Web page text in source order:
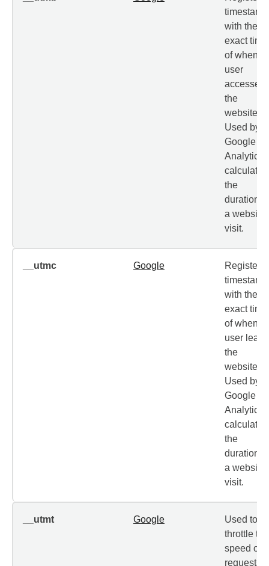
timestamp
with the
exact time
of when
user
accessed
the
website.
Used by
Google
Analytics
calculate
the
duration of
a website
visit.
__utmc Google
Registers
timestamp
with the
exact time
of when
user
the
website.
Used by
Google
Analytics
calculate
the
duration of
a website
visit.
__utmt Google
Used to
throttle the
speed of
requests